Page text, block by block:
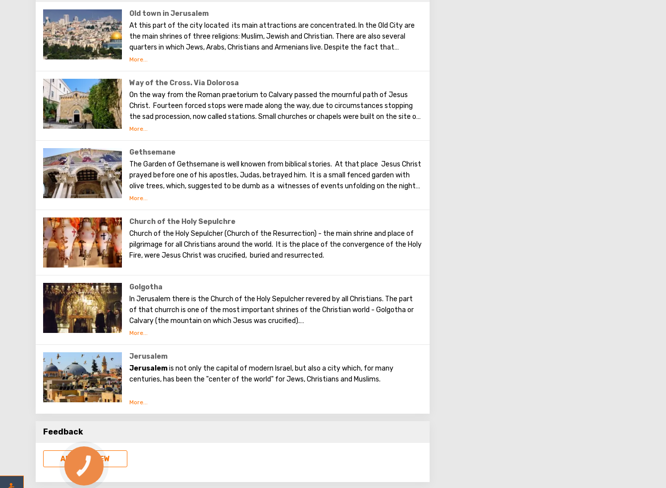
Old town in Jerusalem
At this part of the city located its main attractions are concentrated. In the Old City are
the main shrines of three religions: Muslim, Jewish and Christian. There are also several
quarters in which Jews, Arabs, Christians and Armenians live. Despite the fact that
Armenians also are Christians, separate services are held for them in temples, and they live
can see the stunning monuments of ancient architecture, just a walk through the Old
Town. The Tower of David, the Church of the Holy Sepulcher, the preserved Roman
shopping street, the Wailing Wall and many other sights of Jerusalem are open for tourists.
Way of the Cross. Via Dolorosa
On the way from the Roman praetorium to Calvary passed the mournful path of Jesus
Christ. Fourteen forced stops were made along the way, due to circumstances stopping
the sad procession, now called stations. Small churches or chapels were built on the site of
the first ten stations. The remaining four can be seen in the Church of the Holy Sepulcher.
(In the excursion you will visit the last 5 points)
Gethsemane
The Garden of Gethsemane is well knowen from biblical stories. At that place Jesus Christ
prayed before one of his apostles, Judas, betrayed him. It is a small fenced garden with
olive trees, which, suggested to be dumb as a witnesses of events unfolding on the night
after the Last Supper. On the territory of the garden was built the Church of All Nations at
Byzantine church and the chapel of the crusaders were found in that place. The church
got its name for the reason that 12 Catholic communities from around the world donated
money for its construction. His main shrine is the stone on which Jesus prayed that
terrible night. There are no statues in the church, no daylight. But there are mosaics that
Church of the Holy Sepulchre
Church of the Holy Sepulcher (Church of the Resurrection) - the main shrine and place of
pilgrimage for all Christians around the world. It is the place of the convergence of the Holy
Fire, were Jesus Christ was crucified, buried and resurrected.
Golgotha
In Jerusalem there is the Church of the Holy Sepulcher revered by all Christians. The part
of that churrch is one of the most important shrines of the Christian world - Golgotha or
Calvary ​​(the mountain on which Jesus was crucified).
To the right of the main entrance to the Temple there are steps - you can follow them to
Orthodox chapel, located on Calvary, there is a deepening marked by a silver circle. If you
put down your hand, you can touch the place where stood the cross, on which Jesus was
crucified.
Jerusalem
Jerusalemis not only the capital of modern Israel, but also a city which, for many
centuries, has been the "center of the world" for Jews, Christians and Muslims.
No other city on the planet can compare with it, because only Jerusalem has such a rich
spiritual and historical attraction.
Feedback
ADD A REVIEW